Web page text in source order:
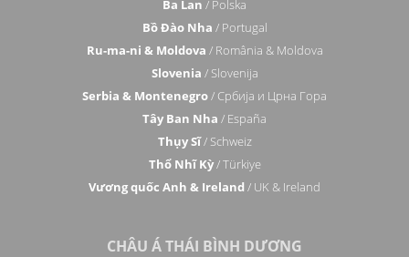
Ba Lan / Polska
Bồ Đào Nha / Portugal
Ru-ma-ni & Moldova / România & Moldova
Slovenia / Slovenija
Serbia & Montenegro/ Србија и Црна Гора
Tây Ban Nha / España
Thụy Sĩ/ Schweiz
Thổ Nhĩ Kỳ/ Türkiye
Vương quốc Anh & Ireland / UK & Ireland
CHÂU Á THÁI BÌNH DƯƠNG